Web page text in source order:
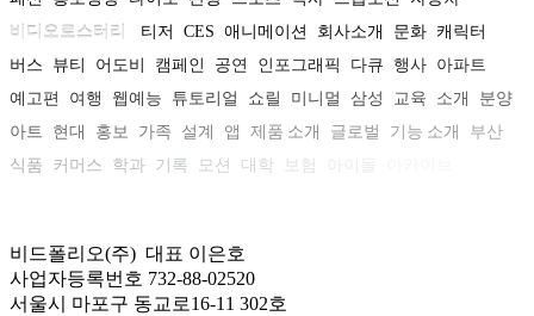
비디오로스터리
티저 CES 애니메이션 회사소개 문화 캐릭터
버스
뷰티 어도비 캠페인 공연 인포그래픽 다큐 행사 아파트
예고편
여행 웹예능 튜토리얼 쇼릴 미니멀 삼성 교육 소개
분양
아트
현대 홍보 가족 설계 앱 제품 소개 글로벌 기능 소개
부산
식품
커머스 학과 기록 모션 대학 보험
비드폴리오(주) 대표 이은호
사업자등록번호 732-88-02520
서울시 마포구 동교로16-11 302호